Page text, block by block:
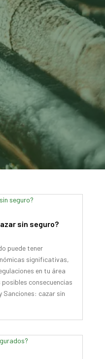
sin seguro?
puede tener
significativas,
en tu área
consecuencias
Sanciones: cazar sin